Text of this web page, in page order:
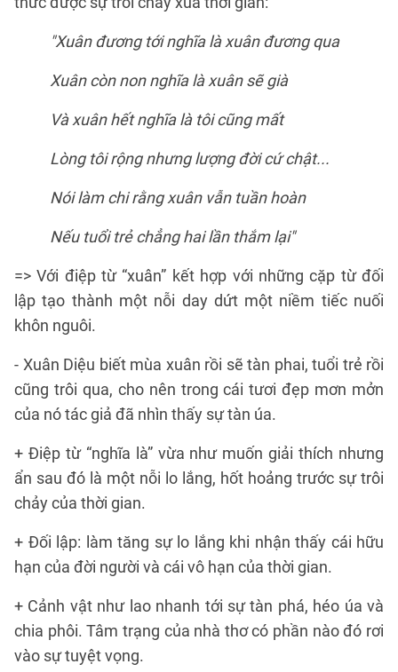
"Xuân đương tới nghĩa là xuân đương qua
Xuân còn non nghĩa là xuân sẽ già
Và xuân hết nghĩa là tôi cũng mất
Lòng tôi rộng nhưng lượng đời cứ chật...
Nói làm chi rằng xuân vẫn tuần hoàn
Nếu tuổi trẻ chẳng hai lần thắm lại"
=> Với điệp từ “xuân” kết hợp với những cặp từ đối
lập tạo thành một nỗi day dứt một niềm tiếc nuối
khôn nguôi.
- Xuân Diệu biết mùa xuân rồi sẽ tàn phai, tuổi trẻ rồi
cũng trôi qua, cho nên trong cái tươi đẹp mơn mởn
của nó tác giả đã nhìn thấy sự tàn úa.
+ Điệp từ “nghĩa là” vừa như muốn giải thích nhưng
ẩn sau đó là một nỗi lo lắng, hốt hoảng trước sự trôi
chảy của thời gian.
+ Đối lập: làm tăng sự lo lắng khi nhận thấy cái hữu
hạn của đời người và cái vô hạn của thời gian.
+ Cảnh vật như lao nhanh tới sự tàn phá, héo úa và
chia phôi. Tâm trạng của nhà thơ có phần nào đó rơi
vào sự tuyệt vọng.